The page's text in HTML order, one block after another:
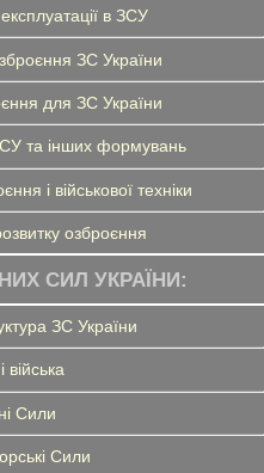
в ЗСУ
ЗС України
для ЗС України
та інших формувань
і військової техніки
озброєння
СИЛ УКРАЇНИ:
ЗС України
війська
Сили
Сили